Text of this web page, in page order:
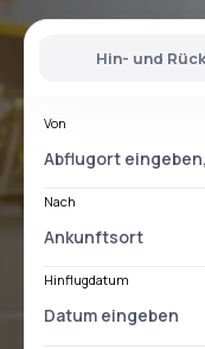
Hin- und
Von
Nach
Hinflugdatum